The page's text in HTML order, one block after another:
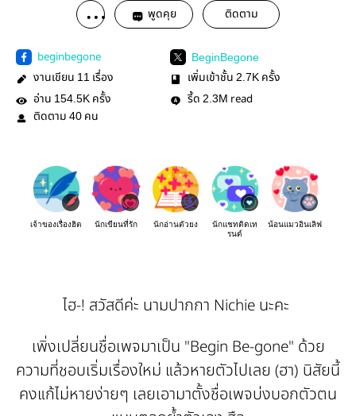
พูดคุย ติดตาม
beginbegone BeginBegone
งานเขียน 11 เรื่อง เพิ่มเข้าชั้น 2.7K ครั้ง
อ่าน 154.5K ครั้ง รี้ด 2.3M read
ติดตาม 40 คน
เจ้าของเรื่องฮิต นักเขียนที่รัก นักอ่านตัวยง
นักแชทติดเท
รนด์
น้อนแมวอินเลิฟ
ไฮ-! สวัสดีค่ะ นามปากกา Nichie นะคะ
เพิ่งเปลี่ยนชื่อเพจมาเป็น "Begin Be-gone" ด้วย
ความที่ชอบเริ่มเรื่องใหม่ แล้วหายตัวไปเลย (ฮา) นิสัยนี้
คงแก้ไม่หายง่ายๆ เลยเอามาตั้งชื่อเพจบ่งบอกตัวตน